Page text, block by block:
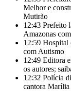
Melhor e
Mutirão
12:43 Prefeito
Amazonas
12:59 Hospital
com Autismo
12:49 Editora
os autores;
12:32 Polícia
cantora